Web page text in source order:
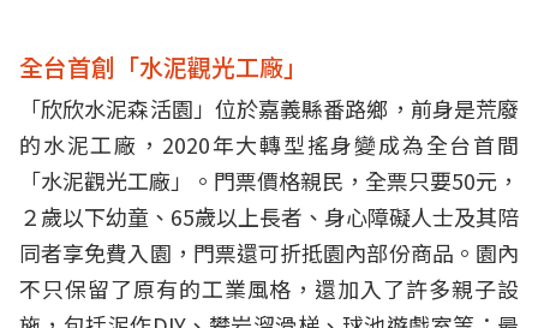
全台首創「水泥觀光工廠」
「欣欣水泥森活園」位於嘉義縣番路鄉，前身是荒廢
的水泥工廠，2020年大轉型搖身變成為全台首間
「水泥觀光工廠」。門票價格親民，全票只要50元，
２歲以下幼童、65歲以上長者、身心障礙人士及其陪
同者享免費入園，門票還可折抵園內部份商品。園內
不只保留了原有的工業風格，還加入了許多親子設